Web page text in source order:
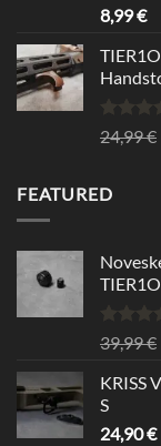
Bewertet
mit
von 5
8,99€
Bewertet
mit
24,99€
FEATURED
Bewertet
mit
von 5
39,99€
KRISS
S
24,90€